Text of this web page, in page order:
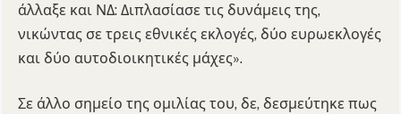
άλλαξε και ΝΔ: Διπλασίασε τις δυνάμεις της,
νικώντας σε τρεις εθνικές εκλογές, δύο ευρωεκλογές
και δύο αυτοδιοικητικές μάχες».
Σε άλλο σημείο της ομιλίας του, δε, δεσμεύτηκε πως